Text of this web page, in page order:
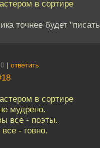
в сортире
точнее будет
| ответить
в сортире
мудрено.
все - поэты.
- говно.